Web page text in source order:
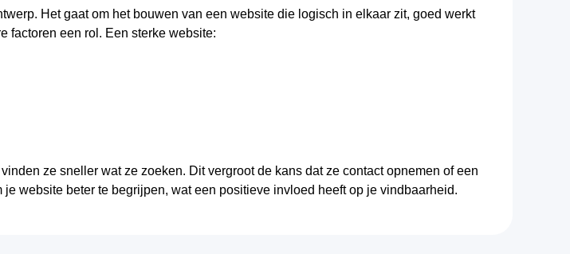
Het gaat om het bouwen van een website die logisch in elkaar zit, goed werkt
factoren een rol. Een sterke website:
ze sneller wat ze zoeken. Dit vergroot de kans dat ze contact opnemen of een
website beter te begrijpen, wat een positieve invloed heeft op je vindbaarheid.